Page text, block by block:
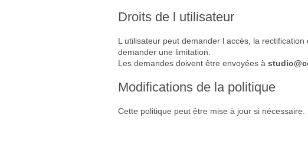
Droits de l utilisateur
L utilisateur peut demander l accès, la
demander une limitation.
Les demandes doivent être envoyées à
Modifications de la politique
Cette politique peut être mise à jour si